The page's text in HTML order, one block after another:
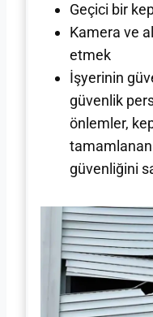
Geçici bir
Kamera ve
etmek
İşyerinin
güvenlik
önlemler,
güvenliğini